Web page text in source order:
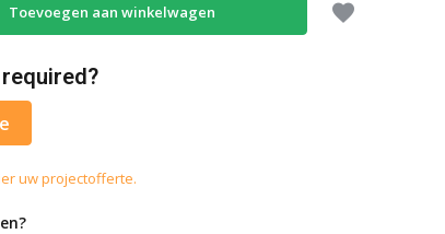
Toevoegen aan winkelwagen
uw projectofferte.